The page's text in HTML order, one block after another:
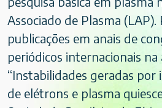
Associado de Plasma (LAP).
publicações em anais de
periódicos internacionais na
“Instabilidades geradas por
de elétrons e plasma